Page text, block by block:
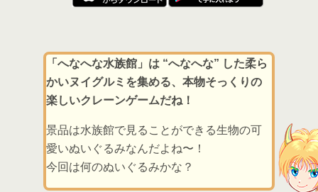
「へなへな水族館」は “へなへな” した柔ら
かいヌイグルミを集める、本物そっくりの
楽しいクレーンゲームだね！
景品は水族館で見ることができる生物の可
愛いぬいぐるみなんだよね〜！
今回は何のぬいぐるみかな？